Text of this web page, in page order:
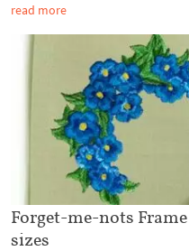
read more
Forget-me-nots
sizes